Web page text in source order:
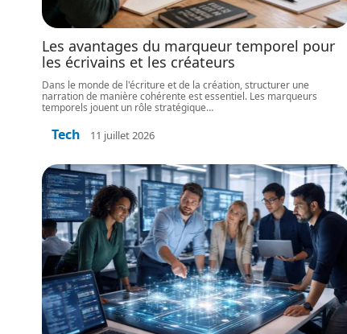
Les avantages du marqueur temporel pour
les écrivains et les créateurs
Dans le monde de l'écriture et de la création, structurer une
narration de manière cohérente est essentiel. Les marqueurs
temporels jouent un rôle stratégique…
Tech 11 juillet 2026